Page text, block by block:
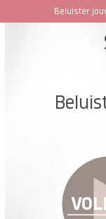
Beluister
Open
Close